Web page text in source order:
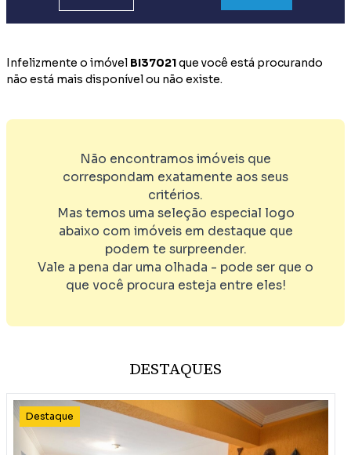
Infelizmente o imóvel BI37021que você está procurando
não está mais disponível ou não existe.
Não encontramos imóveis que
correspondam exatamente aos seus
critérios.
Mas temos uma seleção especial logo
abaixo com imóveis em destaque que
podem te surpreender.
Vale a pena dar uma olhada - pode ser que o
que você procura esteja entre eles!
DESTAQUES
Destaque